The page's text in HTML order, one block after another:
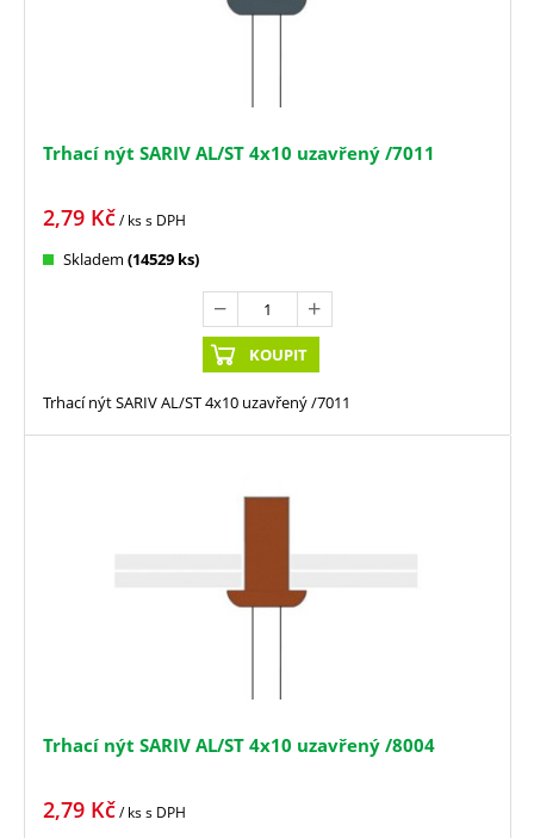
Trhací nýt SARIV AL/ST 4x10 uzavřený /7011
2,79 Kč/ kss DPH
Skladem (14529 ks)
KOUPIT
Trhací nýt SARIV AL/ST 4x10 uzavřený /7011
Trhací nýt SARIV AL/ST 4x10 uzavřený /8004
2,79 Kč/ kss DPH